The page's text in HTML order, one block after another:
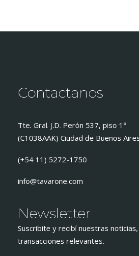
Contactanos
Tte. Gral. J.D. Perón 537, piso 1°
(C1038AAK) Ciudad de Buenos
(+54 11) 5272-1750
info@tavarone.com
Newsletter
Suscribite y recibí nuestras
transacciones relevantes.